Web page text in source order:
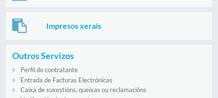
Impresos xerais
Outros Servizos
Perfil do contratante
Entrada de Facturas Electrónicas
Caixa de suxestións, queixas ou reclamacións